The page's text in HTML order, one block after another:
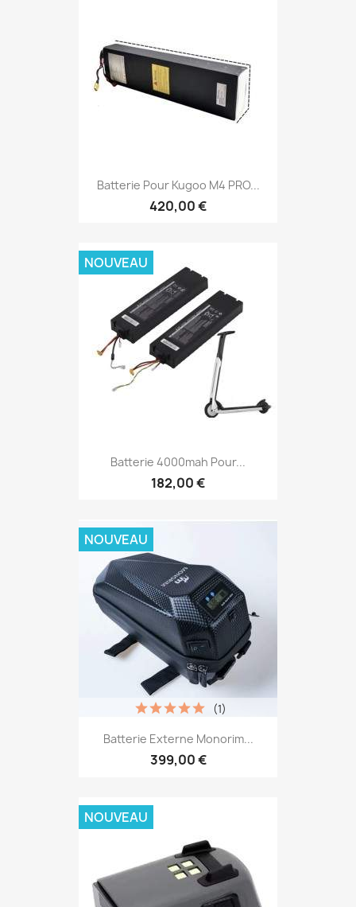
Batterie Pour Kugoo M4 PRO...
420,00 €
Batterie 4000mah Pour...
182,00 €
NOUVEAU
Batterie Externe Monorim...
399,00 €
(1)
NOUVEAU
NOUVEAU